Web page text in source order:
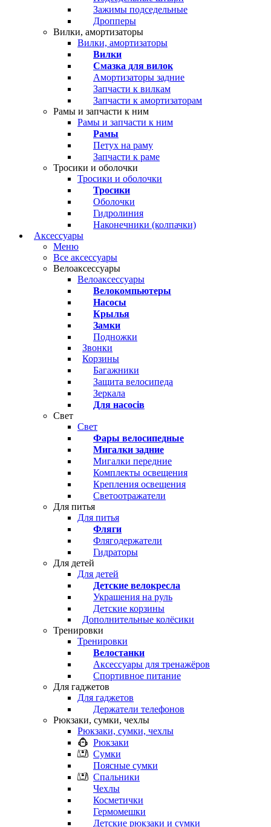
Зажимы подседельные
Дропперы
Вилки, амортизаторы
Вилки, амортизаторы
Вилки
Смазка для вилок
Амортизаторы задние
Запчасти к вилкам
Запчасти к амортизаторам
Рамы и запчасти к ним
Рамы и запчасти к ним
Рамы
Петух на раму
Запчасти к раме
Тросики и оболочки
Тросики и оболочки
Тросики
Оболочки
Гидролиния
Наконечники (колпачки)
Аксессуары
Меню
Все аксессуары
Велоаксессуары
Велоаксессуары
Велокомпьютеры
Насосы
Крылья
Замки
Подножки
Звонки
Корзины
Багажники
Защита велосипеда
Зеркала
Для насосів
Свет
Свет
Фары велосипедные
Мигалки задние
Мигалки передние
Комплекты освещения
Крепления освещения
Светоотражатели
Для питья
Для питья
Фляги
Флягодержатели
Гидраторы
Для детей
Для детей
Детские велокресла
Украшения на руль
Детские корзины
Дополнительные колёсики
Тренировки
Тренировки
Велостанки
Аксессуары для тренажёров
Спортивное питание
Для гаджетов
Для гаджетов
Держатели телефонов
Рюкзаки, сумки, чехлы
Рюкзаки, сумки, чехлы
Рюкзаки
Сумки
Поясные сумки
Спальники
Чехлы
Косметички
Гермомешки
Детские рюкзаки и сумки